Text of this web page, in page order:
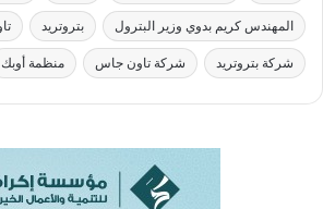
المهندس كريم بدوي وزير البترول بتروتريد
شركة بتروتريد شركة تاون جاس منظمة أوبك